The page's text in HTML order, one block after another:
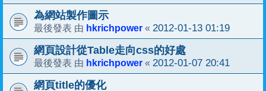
為網站製作圖示
最後發表 由 hkrichpower « 2012-01-13 01:19
網頁設計從Table走向css的好處
最後發表 由 hkrichpower « 2012-01-07 20:41
網頁title的優化